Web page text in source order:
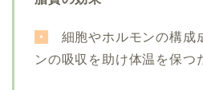
・
細胞やホルモンの構成
ンの吸収を助け体温を保つ